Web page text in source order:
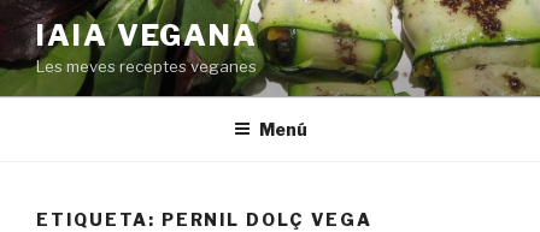
Saltar
contenido
IAIA VEGANA
Les meves receptes veganes
Menú
ETIQUETA: PERNIL DOLÇ VEGA